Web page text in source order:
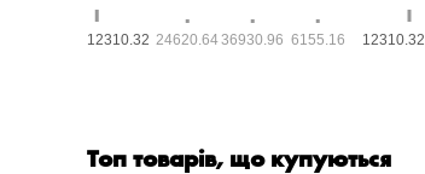
12310.32 24620.6436930.96 6155.16 12310.32
Топ товарів, що купуються